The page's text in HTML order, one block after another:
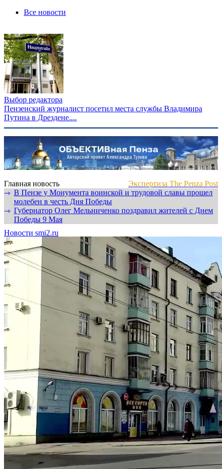
Все новости
Выбор редактора
Пензенский журналист посетил места службы Владимира
Путина в Дрездене....
Главная новость
Экспертиза The Penza Post
⇾ В Пензе у Монумента воинской и трудовой славы прошел
молебен в честь Дня Победы
⇾ Губернатор Олег Мельниченко поздравил жителей с Днем
Победы 9 Мая
Новости smi2.ru